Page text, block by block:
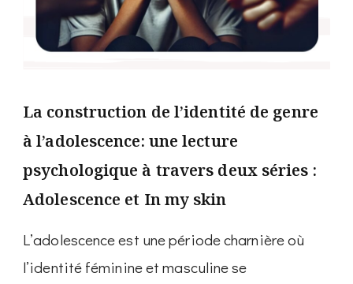
La construction de l’identité de genre
à l’adolescence: une lecture
psychologique à travers deux séries :
Adolescence et In my skin
L’adolescence est une période charnière où
l’identité féminine et masculine se